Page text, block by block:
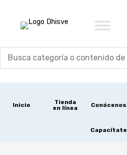
contenido
Inicio
Tienda
en línea
Conócenos
Capacítate